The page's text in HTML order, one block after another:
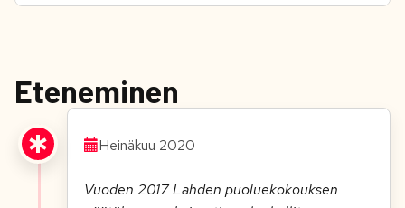
Eteneminen
Heinäkuu 2020
Vuoden 2017 Lahden puoluekokouksen